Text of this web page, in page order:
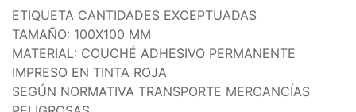
ETIQUETA CANTIDADES EXCEPTUADAS
TAMAÑO: 100X100 MM
MATERIAL: COUCHÉ ADHESIVO PERMANENTE
IMPRESO EN TINTA ROJA
SEGÚN NORMATIVA TRANSPORTE MERCANCÍAS